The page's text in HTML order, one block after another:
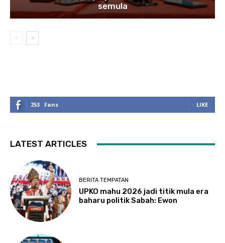
semula
253 Fans LIKE
LATEST ARTICLES
BERITA TEMPATAN
UPKO mahu 2026 jadi titik mula era
baharu politik Sabah: Ewon